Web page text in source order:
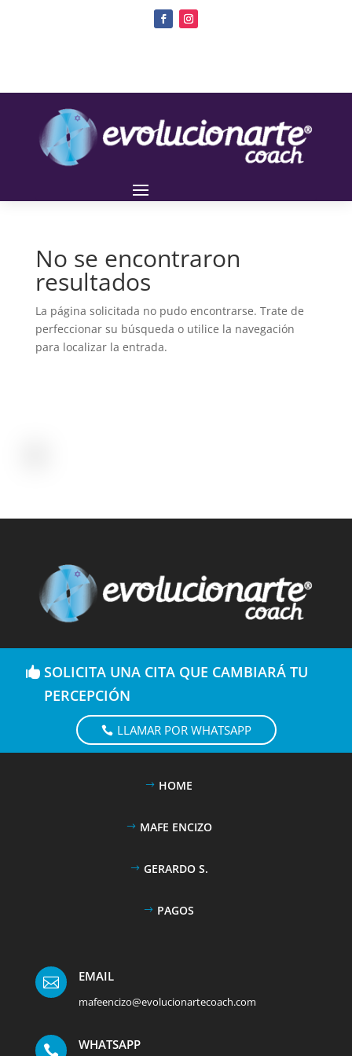
No se encontraron
resultados
La página solicitada no pudo encontrarse. Trate de
perfeccionar su búsqueda o utilice la navegación
para localizar la entrada.
SOLICITA UNA CITA QUE CAMBIARÁ TU
PERCEPCIÓN
LLAMAR POR WHATSAPP
HOME
MAFE ENCIZO
GERARDO S.
PAGOS
 EMAIL
mafeencizo@evolucionartecoach.com
 WHATSAPP